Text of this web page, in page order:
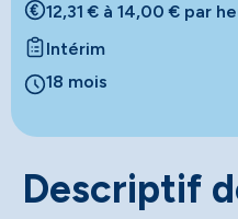
12,31 € à 14,00 € par
Intérim
18 mois
Descriptif